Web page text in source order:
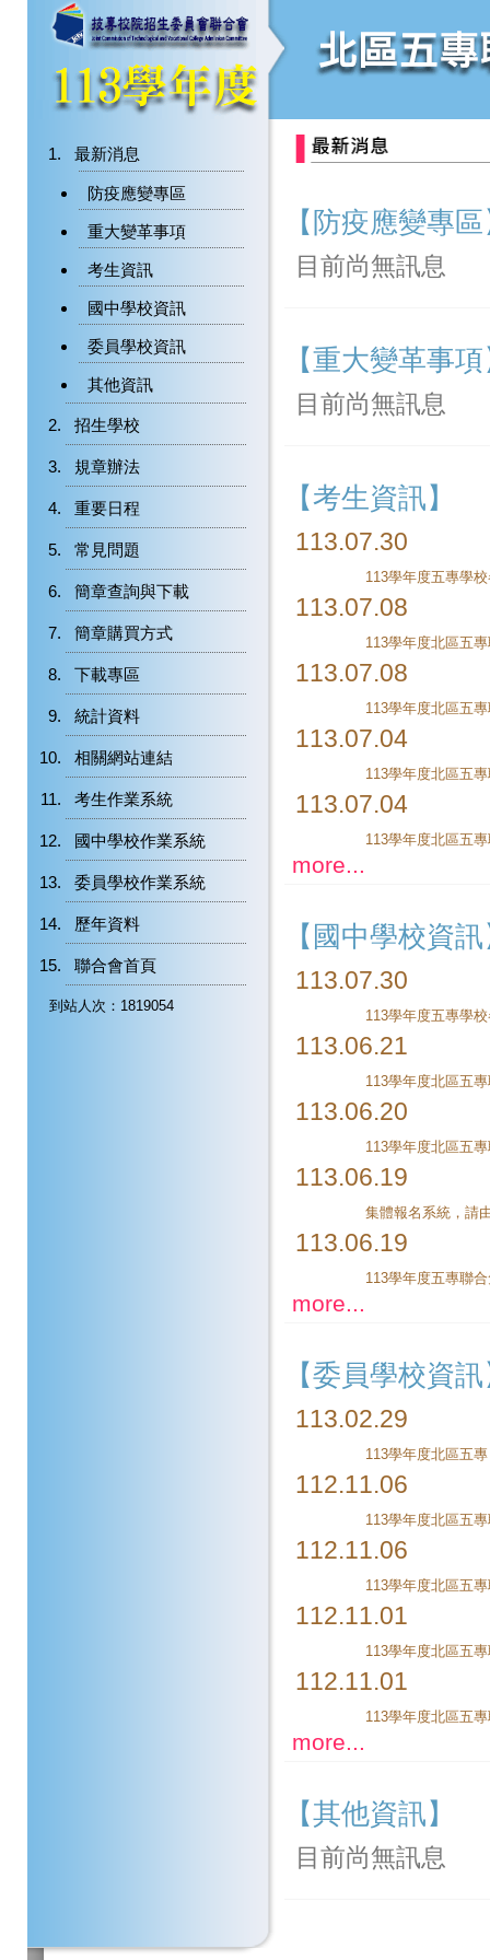
最新消息
防疫應變專區
重大變革事項
考生資訊
國中學校資訊
委員學校資訊
其他資訊
招生學校
規章辦法
重要日程
常見問題
簡章查詢與下載
簡章購買方式
下載專區
統計資料
相關網站連結
考生作業系統
國中學校作業系統
委員學校作業系統
歷年資料
聯合會首頁
到站人次：1819054
【防疫應變專
目前尚無訊息
【重大變革事
目前尚無訊息
【考生資訊】
113.07.30
113學年度五專學
113.07.08
113.07.08
113.07.04
113.07.04
more...
【國中學校資
113.07.30
113學年度五專學
113.06.21
113學年度北區五
113.06.20
113.06.19
113.06.19
113學年度五專聯
more...
【委員學校資
113.02.29
113學年度北區五
112.11.06
112.11.06
112.11.01
112.11.01
113學年度北區五
more...
【其他資訊】
目前尚無訊息